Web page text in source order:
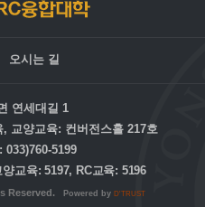
오시는 길
연세대길 1
교양교육: 컨버전스홀 217호
5199
교육: 5197, RC교육: 5196
Reserved. Powered by D'TRUST